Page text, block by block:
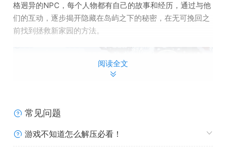
格迥异的NPC，每个人物都有自己的故事和经历，通过与他
们的互动，逐步揭开隐藏在岛屿之下的秘密，在无可挽回之
前找到拯救新家园的方法。
阅读全文
常见问题
游戏不知道怎么解压必看！